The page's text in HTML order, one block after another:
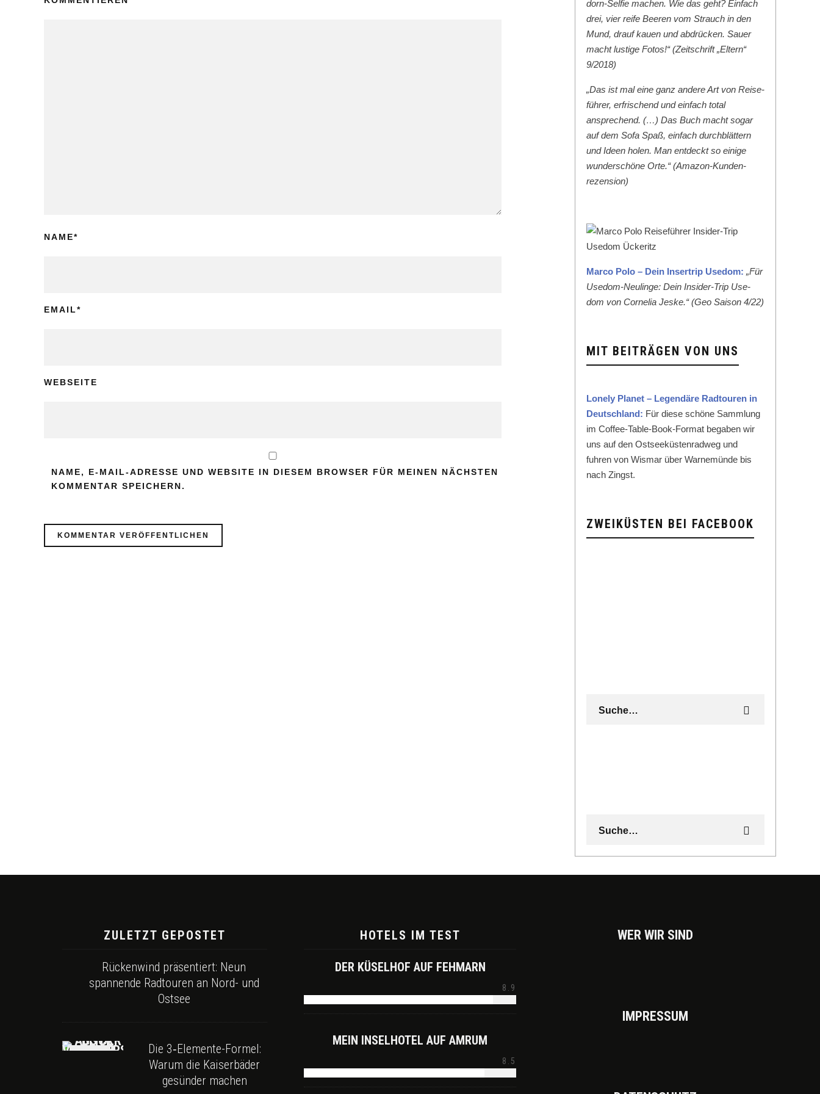
NAME*
EMAIL*
WEBSEITE
NAME, E-MAIL-ADRESSE UND WEBSITE IN DIESEM BROWSER FÜR MEINEN NÄCHSTEN
KOMMENTAR SPEICHERN.
dorn-Self­ie machen. Wie das geht? Ein­fach
drei, vier reife Beeren vom Strauch in den
Mund, drauf kauen und abdrück­en. Sauer
macht lustige Fotos!“ (Zeitschrift „Eltern“
9/2018)
„Das ist mal eine ganz andere Art von Reise­
führer, erfrischend und ein­fach total
ansprechend. (…) Das Buch macht sog­ar
auf dem Sofa Spaß, ein­fach durch­blät­tern
und Ideen holen. Man ent­deckt so einige
wun­der­schöne Orte.“ (Ama­zon-Kun­den­
rezen­sion)
Mar­co Polo – Dein Inser­trip Use­dom: „Für
Use­dom-Neulinge: Dein Insid­er-Trip Use­
dom von Cor­nelia Jeske.“ (Geo Sai­son 4/22)
MIT BEITRÄGEN VON UNS
Lone­ly Plan­et – Leg­endäre Rad­touren in
Deutsch­land: Für diese schöne Samm­lung
im Cof­fee-Table-Book-For­mat begaben wir
uns auf den Ost­seeküsten­rad­weg und
fuhren von Wis­mar über Warnemünde bis
nach Zingst.
ZWEIKÜSTEN BEI FACEBOOK
ZULETZT GEPOSTET
Rückenwind präsentiert: Neun
spannende Radtouren an Nord- und
Ostsee
Die 3‑Elemente-Formel:
Warum die Kaiserbäder
gesünder machen
HOTELS IM TEST
DER KÜSELHOF AUF FEHMARN
8.9
MEIN INSELHOTEL AUF AMRUM
8.5
WER WIR SIND
IMPRES­SUM